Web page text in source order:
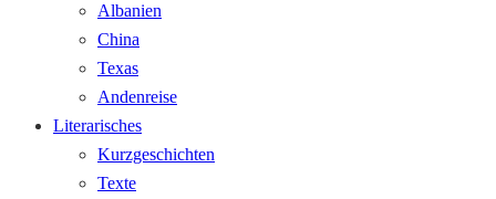
Albanien
China
Texas
Andenreise
Literarisches
Kurzgeschichten
Texte